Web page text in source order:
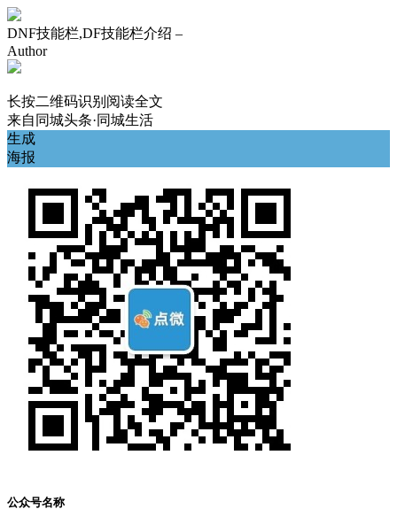
DNF技能栏,DF技能栏介绍 –
Author
长按二维码识别阅读全文
来自 同城头条·同城生活
生成
海报
公众号名称